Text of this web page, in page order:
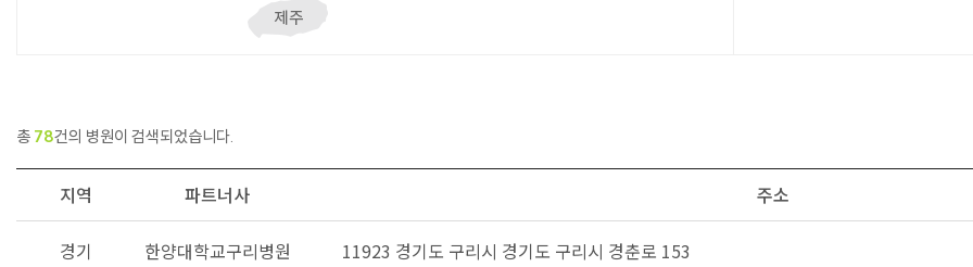
총 78건의 병원이 검색되었습니다.
지역 파트너사 주소
경기 한양대학교구리병원 11923 경기도 구리시 경기도 구리시 경춘로 153